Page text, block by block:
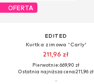
OFERTA
EDITED
Kurtka zimowa 'Carly'
211,96 zł
Pierwotnie: 669,90 zł
Ostatnia najniższa cena:211,96 zł